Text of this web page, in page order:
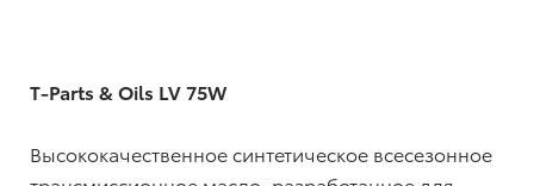
T-Parts & Oils LV 75W
Высококачественное синтетическое всесезонное